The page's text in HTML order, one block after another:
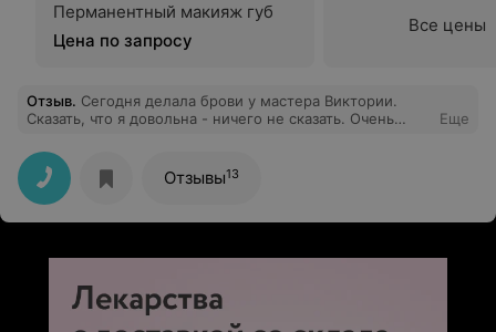
Перманентный макияж губ
Цена по запросу
Все цены
Отзыв. Сегодня делала брови у мастера Виктории.
Сказать, что я довольна - ничего не сказать. Очень
Еще
Отзывы13